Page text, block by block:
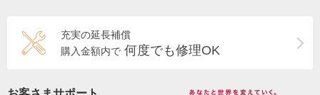
充実の延長補償
購入金額内で 何度でも修理OK